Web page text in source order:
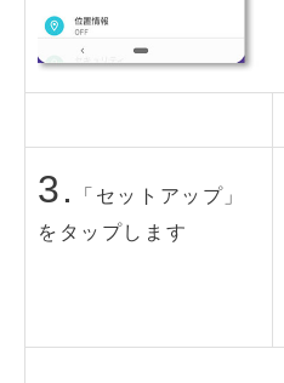
3.
「セットアップ」
をタップします